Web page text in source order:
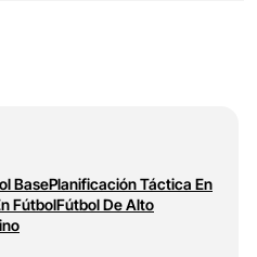
BasePlanificación Táctica En
FútbolFútbol De Alto